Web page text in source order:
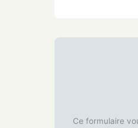
Ce formulaire